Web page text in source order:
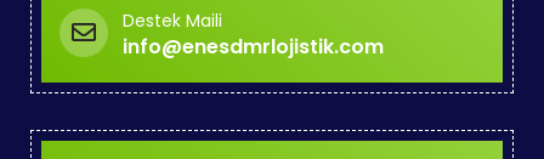
Destek Maili
info@enesdmrlojistik.com